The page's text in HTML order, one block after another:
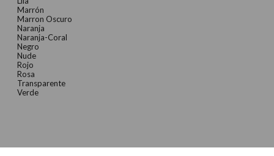
Marrón
Marron Oscuro
Naranja
Naranja-Coral
Negro
Nude
Rojo
Rosa
Transparente
Verde